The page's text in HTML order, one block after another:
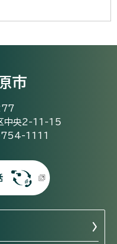
市
中央2-11-15
754-1111